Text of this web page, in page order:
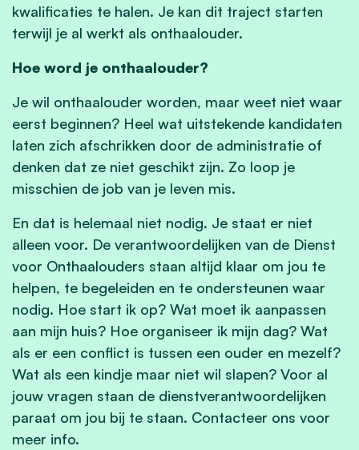
kwalificaties te halen. Je kan dit traject starten
terwijl je al werkt als onthaalouder.
Hoe word je onthaalouder?
Je wil onthaalouder worden, maar weet niet waar
eerst beginnen? Heel wat uitstekende kandidaten
laten zich afschrikken door de administratie of
denken dat ze niet geschikt zijn. Zo loop je
misschien de job van je leven mis.
En dat is helemaal niet nodig. Je staat er niet
alleen voor. De verantwoordelijken van de Dienst
voor Onthaalouders staan altijd klaar om jou te
helpen, te begeleiden en te ondersteunen waar
nodig. Hoe start ik op? Wat moet ik aanpassen
aan mijn huis? Hoe organiseer ik mijn dag? Wat
als er een conflict is tussen een ouder en mezelf?
Wat als een kindje maar niet wil slapen? Voor al
jouw vragen staan de dienstverantwoordelijken
paraat om jou bij te staan. Contacteer ons voor
meer info.